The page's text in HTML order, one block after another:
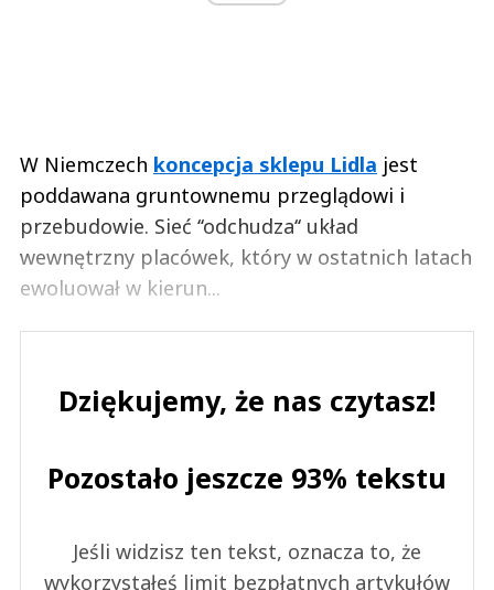
W Niemczech koncepcja sklepu Lidla jest
poddawana gruntownemu przeglądowi i
przebudowie. Sieć ‘‘odchudza‘‘ układ
wewnętrzny placówek, który w ostatnich latach
ewoluował w kierun...
Dziękujemy, że nas czytasz!
Pozostało jeszcze 93% tekstu
Jeśli widzisz ten tekst, oznacza to, że
wykorzystałeś limit bezpłatnych artykułów